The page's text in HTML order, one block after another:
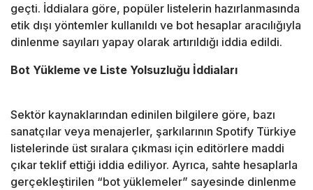
geçti. İddialara göre, popüler listelerin hazırlanmasında
etik dışı yöntemler kullanıldı ve bot hesaplar aracılığıyla
dinlenme sayıları yapay olarak artırıldığı iddia edildi.
Bot Yükleme ve Liste Yolsuzluğu İddiaları
Sektör kaynaklarından edinilen bilgilere göre, bazı
sanatçılar veya menajerler, şarkılarının Spotify Türkiye
listelerinde üst sıralara çıkması için editörlere maddi
çıkar teklif ettiği iddia ediliyor. Ayrıca, sahte hesaplarla
gerçekleştirilen “bot yüklemeler” sayesinde dinlenme